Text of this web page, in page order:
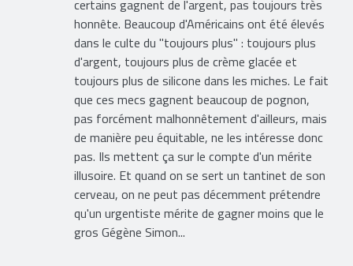
certains gagnent de l'argent, pas toujours très
honnête. Beaucoup d'Américains ont été élevés
dans le culte du "toujours plus" : toujours plus
d'argent, toujours plus de crème glacée et
toujours plus de silicone dans les miches. Le fait
que ces mecs gagnent beaucoup de pognon,
pas forcément malhonnêtement d'ailleurs, mais
de manière peu équitable, ne les intéresse donc
pas. Ils mettent ça sur le compte d'un mérite
illusoire. Et quand on se sert un tantinet de son
cerveau, on ne peut pas décemment prétendre
qu'un urgentiste mérite de gagner moins que le
gros Gégène Simon...